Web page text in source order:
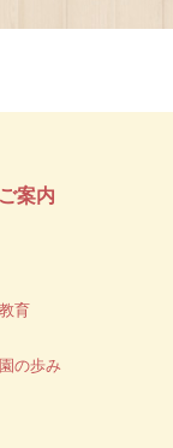
案内
育
の歩み